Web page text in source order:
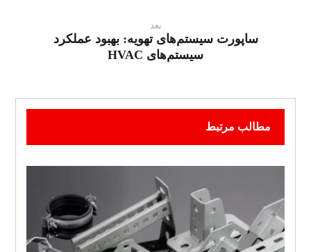
بعد
ساپورت سیستم‌های تهویه: بهبود عملکرد
سیستم‌های HVAC
مطالب مرتبط